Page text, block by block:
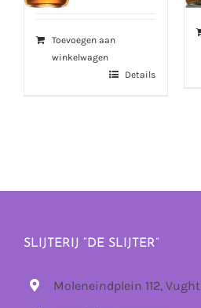
Toevoegen aan
winkelwagen
Details
SLIJTERIJ “DE SLIJTER”
Moleneindplein 112, Vught